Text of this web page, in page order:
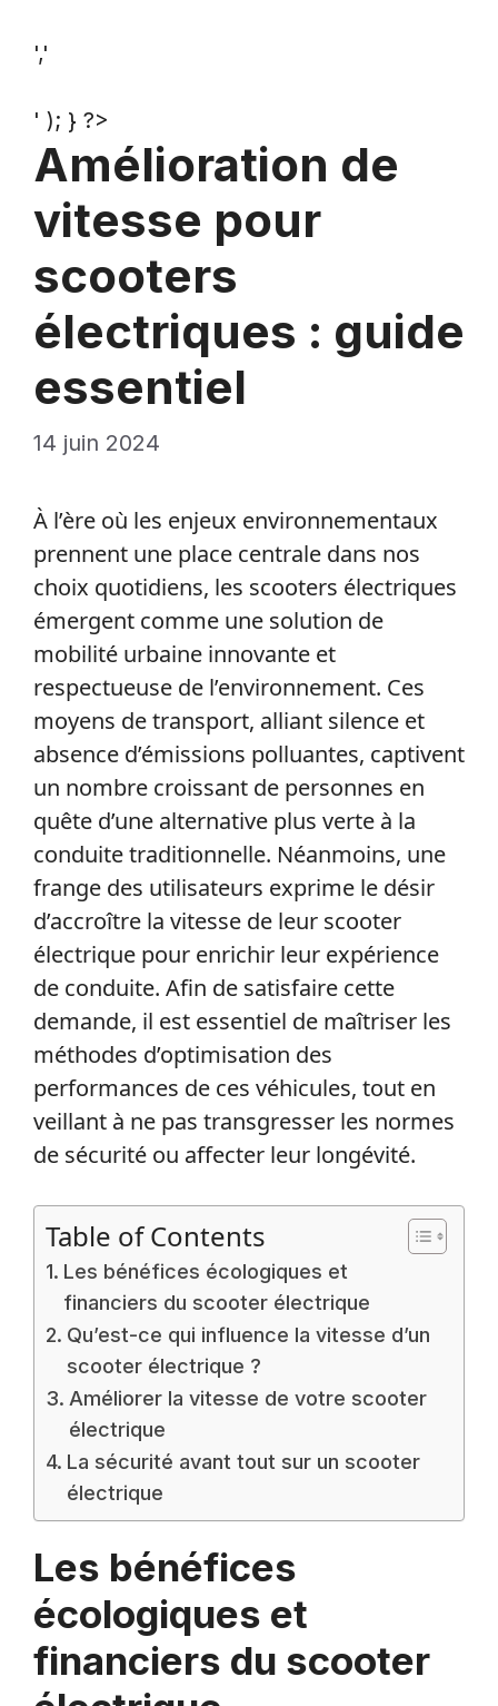
','
' ); } ?>
Amélioration de
vitesse pour
scooters
électriques : guide
essentiel
14 juin 2024
À l’ère où les enjeux environnementaux
prennent une place centrale dans nos
choix quotidiens, les scooters électriques
émergent comme une solution de
mobilité urbaine innovante et
respectueuse de l’environnement. Ces
moyens de transport, alliant silence et
absence d’émissions polluantes, captivent
un nombre croissant de personnes en
quête d’une alternative plus verte à la
conduite traditionnelle. Néanmoins, une
frange des utilisateurs exprime le désir
d’accroître la vitesse de leur scooter
électrique pour enrichir leur expérience
de conduite. Afin de satisfaire cette
demande, il est essentiel de maîtriser les
méthodes d’optimisation des
performances de ces véhicules, tout en
veillant à ne pas transgresser les normes
de sécurité ou affecter leur longévité.
Table of Contents
Les bénéfices écologiques et
financiers du scooter électrique
Qu’est-ce qui influence la vitesse d’un
scooter électrique ?
Améliorer la vitesse de votre scooter
électrique
La sécurité avant tout sur un scooter
électrique
Les bénéfices
écologiques et
financiers du scooter